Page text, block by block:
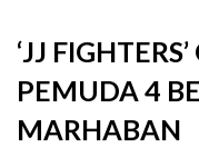
‘JJ
PEMUDA 4
MARHABAN